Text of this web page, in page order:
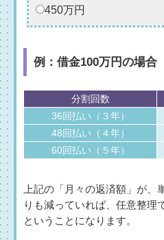
450万円
例：借金100万円の場合
分割回数
36回払い（３年）
48回払い（４年）
60回払い（５年）
上記の「月々の返済額」が、
りも減っていれば、任意整理
ということになります。